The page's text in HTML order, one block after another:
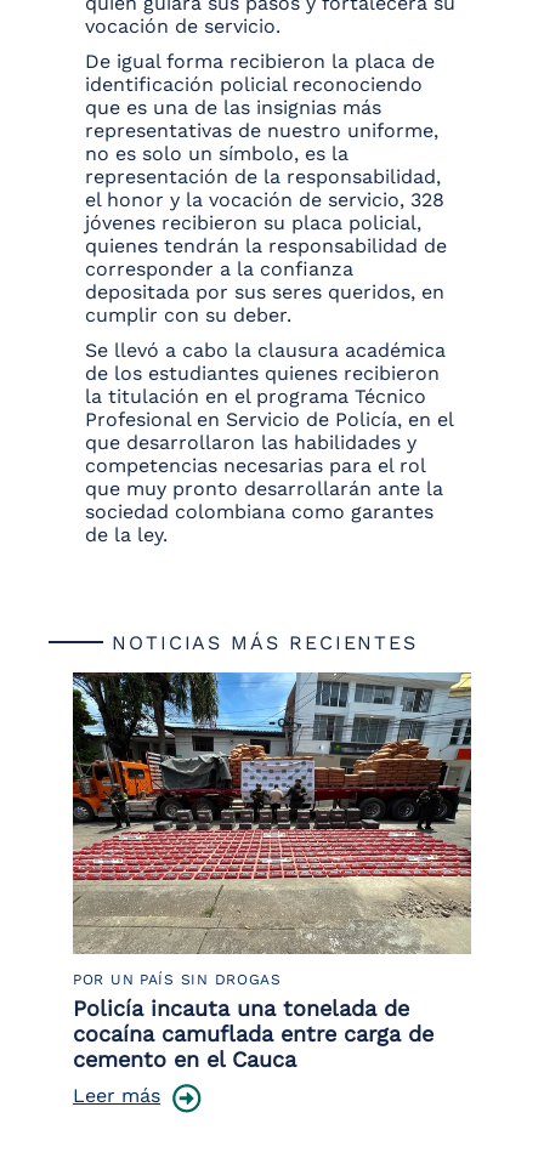
vocación de servicio.
De igual forma recibieron la placa de
identificación policial reconociendo
que es una de las insignias más
representativas de nuestro uniforme,
no es solo un símbolo, es la
representación de la responsabilidad,
el honor y la vocación de servicio, 328
jóvenes recibieron su placa policial,
quienes tendrán la responsabilidad de
corresponder a la confianza
depositada por sus seres queridos, en
cumplir con su deber.
Se llevó a cabo la clausura académica
de los estudiantes quienes recibieron
la titulación en el programa Técnico
Profesional en Servicio de Policía, en el
que desarrollaron las habilidades y
competencias necesarias para el rol
que muy pronto desarrollarán ante la
sociedad colombiana como garantes
de la ley.
NOTICIAS MÁS RECIENTES
POR UN PAÍS SIN DROGAS
Policía incauta una tonelada de
cocaína camuflada entre carga de
cemento en el Cauca
Leer más